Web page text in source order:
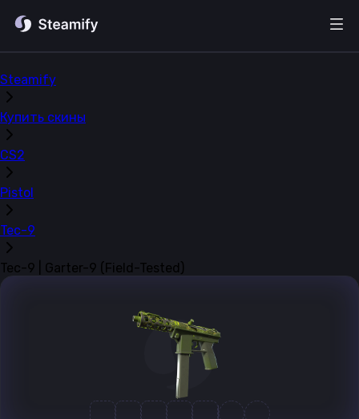
Steamify
Купить скины
CS2
Pistol
Tec-9
Tec-9 | Garter-9 (Field-Tested)